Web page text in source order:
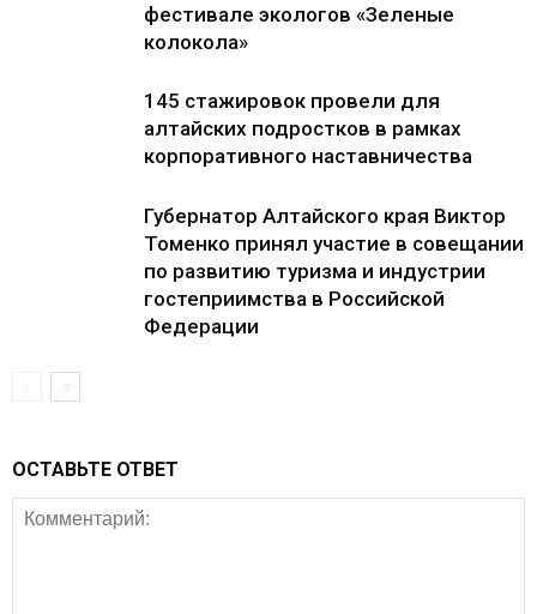
фестивале экологов «Зеленые
колокола»
145 стажировок провели для
алтайских подростков в рамках
корпоративного наставничества
Губернатор Алтайского края Виктор
Томенко принял участие в совещании
по развитию туризма и индустрии
гостеприимства в Российской
Федерации
ОСТАВЬТЕ ОТВЕТ